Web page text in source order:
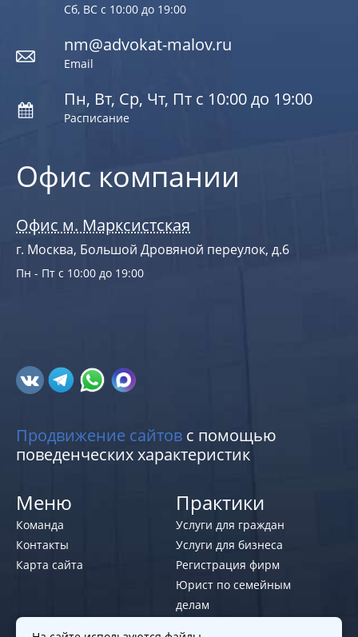
Офис компании
Офис м. Марксистская
г. Москва, Большой Дровяной переулок, д.6
Пн - Пт с 10:00 до 19:00
Сб, ВС с 10:00 до 19:00
nm@advokat-malov.ru
Email
Пн, Вт, Ср, Чт, Пт с 10:00 до 19:00
Расписание
Продвижение сайтов с помощью
поведенческих характеристик
Меню
Команда
Контакты
Карта сайта
Практики
Услуги для граждан
Услуги для бизнеса
Регистрация фирм
Юрист по семейным
делам